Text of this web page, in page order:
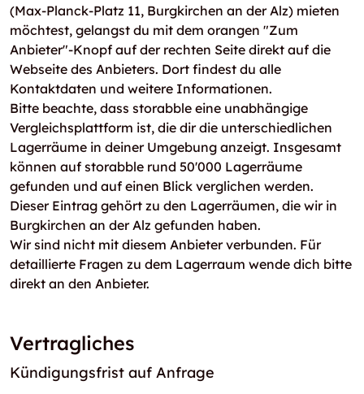
(Max-Planck-Platz 11, Burgkirchen an der Alz) mieten
möchtest, gelangst du mit dem orangen "Zum
Anbieter"-Knopf auf der rechten Seite direkt auf die
Webseite des Anbieters. Dort findest du alle
Kontaktdaten und weitere Informationen.
Bitte beachte, dass storabble eine unabhängige
Vergleichsplattform ist, die dir die unterschiedlichen
Lagerräume in deiner Umgebung anzeigt. Insgesamt
können auf storabble rund 50'000 Lagerräume
gefunden und auf einen Blick verglichen werden.
Dieser Eintrag gehört zu den Lagerräumen, die wir in
Burgkirchen an der Alz gefunden haben.
Wir sind nicht mit diesem Anbieter verbunden. Für
detaillierte Fragen zu dem Lagerraum wende dich bitte
direkt an den Anbieter.
Vertragliches
Kündigungsfrist auf Anfrage